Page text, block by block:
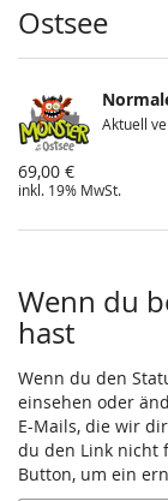
Produkte
Ostsee
Aktuell
69,00 €
inkl. 19% MwSt.
Wenn du
hast
Wenn du den
einsehen oder
E-Mails, die wir
du den Link nicht
Button, um ein